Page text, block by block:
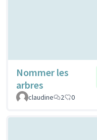
Nommer les
arbres
claudine
2 0